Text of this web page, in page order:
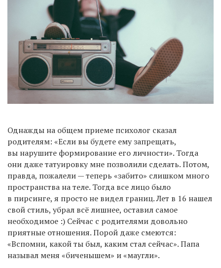
Однажды на общем приеме психолог сказал
родителям: «Если вы будете ему запрещать,
вы нарушите формирование его личности». Тогда
они даже татуировку мне позволили сделать. Потом,
правда, пожалели — теперь «забито» слишком много
пространства на теле. Тогда все лицо было
в пирсинге, я просто не видел границ. Лет в 16 нашел
свой стиль, убрал всё лишнее, оставил самое
необходимое :) Сейчас с родителями довольно
приятные отношения. Порой даже смеются:
«Вспомни, какой ты был, каким стал сейчас». Папа
называл меня «биченышем» и «маугли».